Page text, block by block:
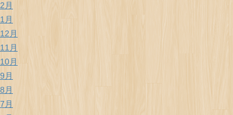
月
月
月
月
月
月
月
月